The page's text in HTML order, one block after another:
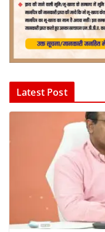
Latest Post